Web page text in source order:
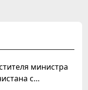
министра
с